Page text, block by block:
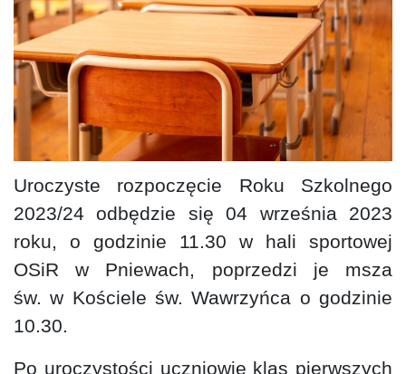
Uroczyste rozpoczęcie Roku Szkolnego
2023/24 odbędzie się 04 września 2023
roku, o godzinie 11.30 w hali sportowej
OSiR w Pniewach, poprzedzi je msza
św. w Kościele św. Wawrzyńca o godzinie
10.30.
Po uroczystości uczniowie klas pierwszych